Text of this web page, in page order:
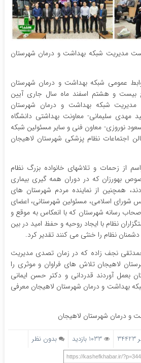
مدیریت شبکه بهداشت و درمان شهرستان
عمومی شبکه بهداشت و درمان شهرستان
بیست و هشتم اسفند ماه سال جاری آیین
مدیریت شبکه بهداشت و درمان شهرستان
مهدی سلیمانی- معاونت بهداشتی دانشگاه
نوروزی- معاون فنی و سایر مسئولین شبکه
اجتماعات نظام پزشکی شهرستان لاهیجان
از زحمات و تلاشهای خانواده بزرگ نظام
بهورزان که در دوران همه گیری بیماری
همچنین از نماینده مردم شهرستان های
شورای اسلامی، مسئولین شهرستانی، اعضای
رسانه شهرستان که با انعکاس به موقع و
نظام با ایجاد روحیه و حفظ امید در بین
نظام را خنثی می کنند تقدیر کرد.
نجف زاده که در زمان تصدی مدیریت
لاهیجان تلاش های فراوان و موثری را
بعمل آوردند قدردانی و دکتر حسن ایمانی
بهداشت و درمان شهرستان لاهیجان معرفی
و درمان شهرستان لاهیجان
1033 بازدید
بدون نظر
https://kashefkhabar.ir/